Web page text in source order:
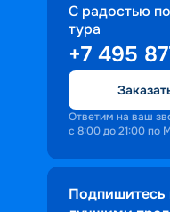
С радостью
тура
+7 495
Ответим на ваш
с 8:00 до 21:00 по
Подпишитесь